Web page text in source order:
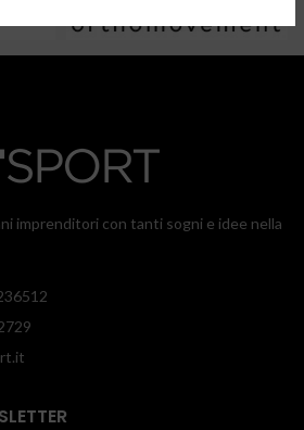
imprenditori con tanti sogni e idee nella